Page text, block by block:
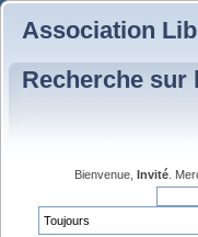
Association
Recherche sur
Bienvenue, Invité .